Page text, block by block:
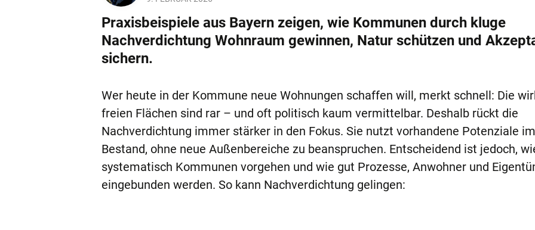
Praxisbeispiele aus Bayern zeigen, wie Kommunen durch kluge
Nachverdichtung Wohnraum gewinnen, Natur schützen und
sichern.
Wer heute in der Kommune neue Wohnungen schaffen will, merkt schnell: Die
freien Flächen sind rar – und oft politisch kaum vermittelbar. Deshalb rückt die
Nachverdichtung immer stärker in den Fokus. Sie nutzt vorhandene Potenziale im
Bestand, ohne neue Außenbereiche zu beanspruchen. Entscheidend ist jedoch,
systematisch Kommunen vorgehen und wie gut Prozesse, Anwohner und
eingebunden werden. So kann Nachverdichtung gelingen: